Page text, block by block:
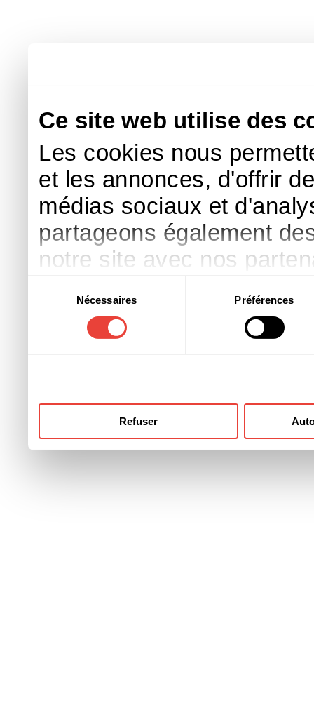
Ce site web utilise des
Les cookies nous
et les annonces, d'offrir
médias sociaux et
partageons également
notre site avec nos
d'autres informations
ont collectées lors de
consentement
Nécessaires Préférences
Refuser